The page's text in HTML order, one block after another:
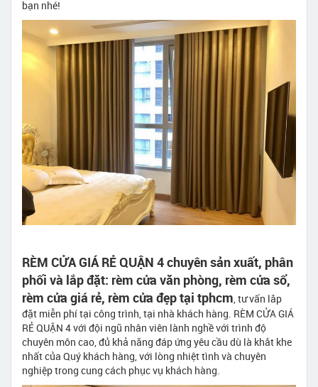
bạn nhé!
RÈM CỬA GIÁ RẺ QUẬN 4 chuyên sản xuất, phân
phối và lắp đặt: rèm cửa văn phòng, rèm cửa sổ,
rèm cửa giá rẻ, rèm cửa đẹp tại tphcm, tư vấn lắp
đặt miễn phí tại công trình, tại nhà khách hàng. RÈM CỬA GIÁ
RẺ QUẬN 4 với đội ngũ nhân viên lành nghề với trình độ
chuyên môn cao, đủ khả năng đáp ứng yêu cầu dù là khắt khe
nhất của Quý khách hàng, với lòng nhiệt tình và chuyên
nghiệp trong cung cách phục vụ khách hàng.